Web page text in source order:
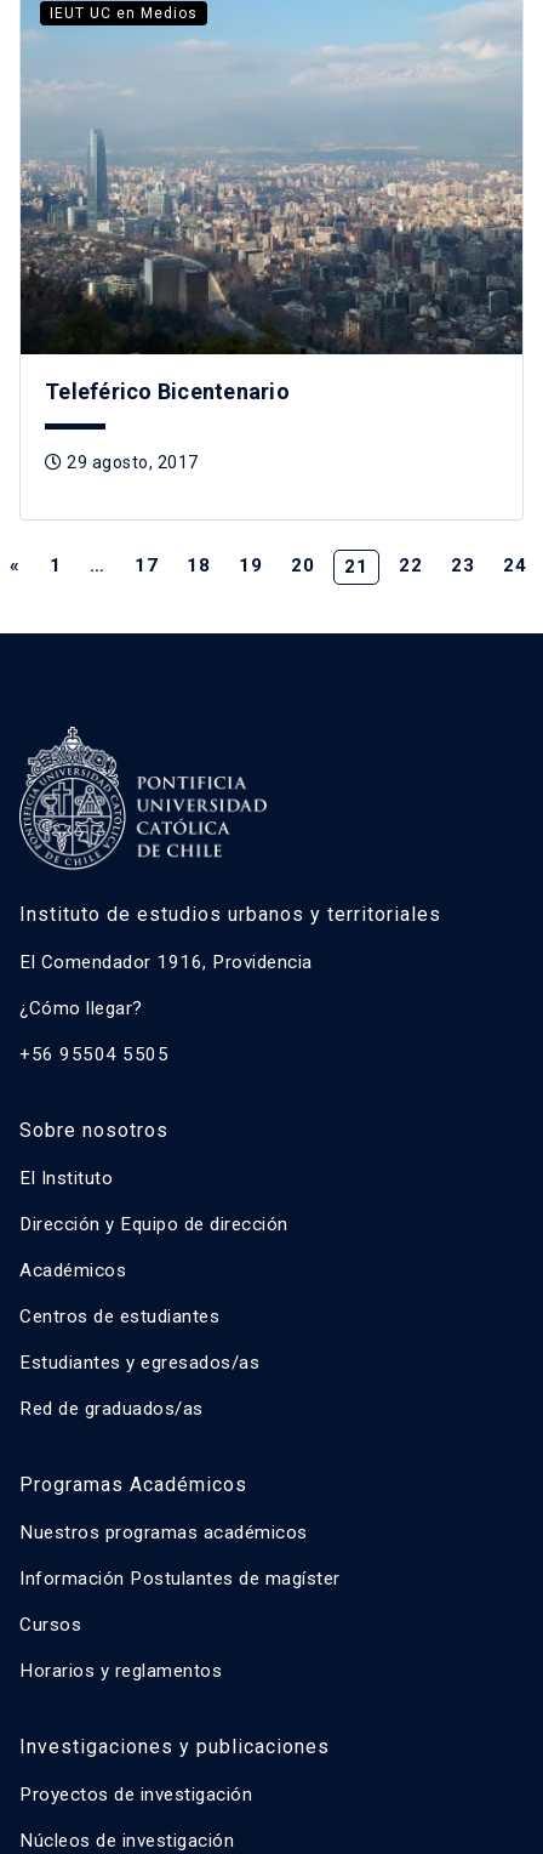
IEUT UC en Medios
Teleférico Bicentenario
29 agosto, 2017
« 1 … 17 18 19 20 21 22 23 24
Instituto de estudios urbanos y territoriales
El Comendador 1916, Providencia
¿Cómo llegar?
+56 95504 5505
Sobre nosotros
El Instituto
Dirección y Equipo de dirección
Académicos
Centros de estudiantes
Estudiantes y egresados/as
Red de graduados/as
Programas Académicos
Nuestros programas académicos
Información Postulantes de magíster
Cursos
Horarios y reglamentos
Investigaciones y publicaciones
Proyectos de investigación
Núcleos de investigación